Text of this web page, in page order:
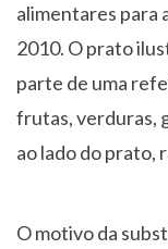
alimentares para
2010. O prato
parte de uma
frutas, verduras,
ao lado do prato,
O motivo da